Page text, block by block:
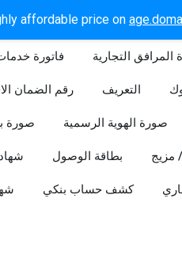
affordable price on
فاتورة المرافق التجارية
رقم الضمان التعريف
صورة صورة الهوية الرسمية
بطاقة الوصول مزيج
كشف حساب بنكي